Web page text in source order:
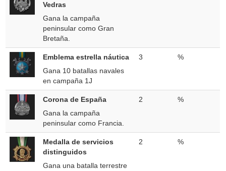
Vedras
Gana la campaña
peninsular como Gran
Bretaña.
Emblema estrella náutica
Gana 10 batallas navales
en campaña 1J
3 %
Corona de España
Gana la campaña
peninsular como Francia.
2 %
Medalla de servicios
distinguidos
Gana una batalla terrestre
2 %